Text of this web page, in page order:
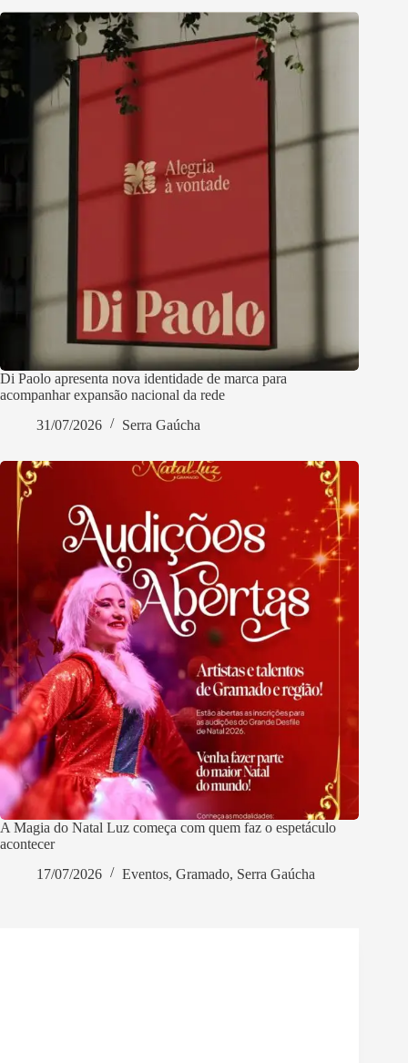
Di Paolo apresenta nova identidade de marca para
acompanhar expansão nacional da rede
31/07/2026
Serra Gaúcha
A Magia do Natal Luz começa com quem faz o espetáculo
acontecer
17/07/2026
Eventos, Gramado, Serra Gaúcha